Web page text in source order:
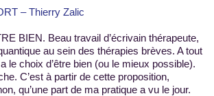
– Thierry Zalic
BIEN. Beau travail d’écrivain thérapeute,
au sein des thérapies brèves. A tout
le choix d’être bien (ou le mieux possible).
C’est à partir de cette proposition,
qu’une part de ma pratique a vu le jour.